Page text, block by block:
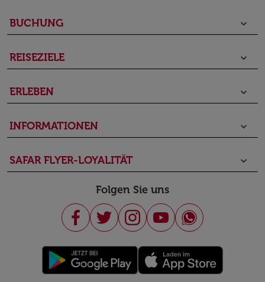
BUCHUNG keyboard_arrow_down
REISEZIELE keyboard_arrow_down
ERLEBEN keyboard_arrow_down
INFORMATIONEN keyboard_arrow_down
SAFAR FLYER-LOYALITÄT keyboard_arrow_down
Folgen Sie uns